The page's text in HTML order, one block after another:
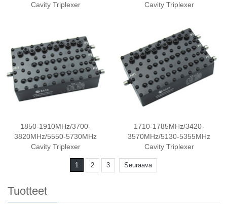
Cavity Triplexer
Cavity Triplexer
1850-1910MHz/3700-
3820MHz/5550-5730MHz
Cavity Triplexer
1710-1785MHz/3420-
3570MHz/5130-5355MHz
Cavity Triplexer
1 2 3 Seuraava
Tuotteet